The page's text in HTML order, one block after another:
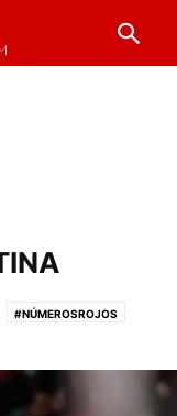
#NÚMEROSROJOS
ARGENTINA
PROFESIONAL